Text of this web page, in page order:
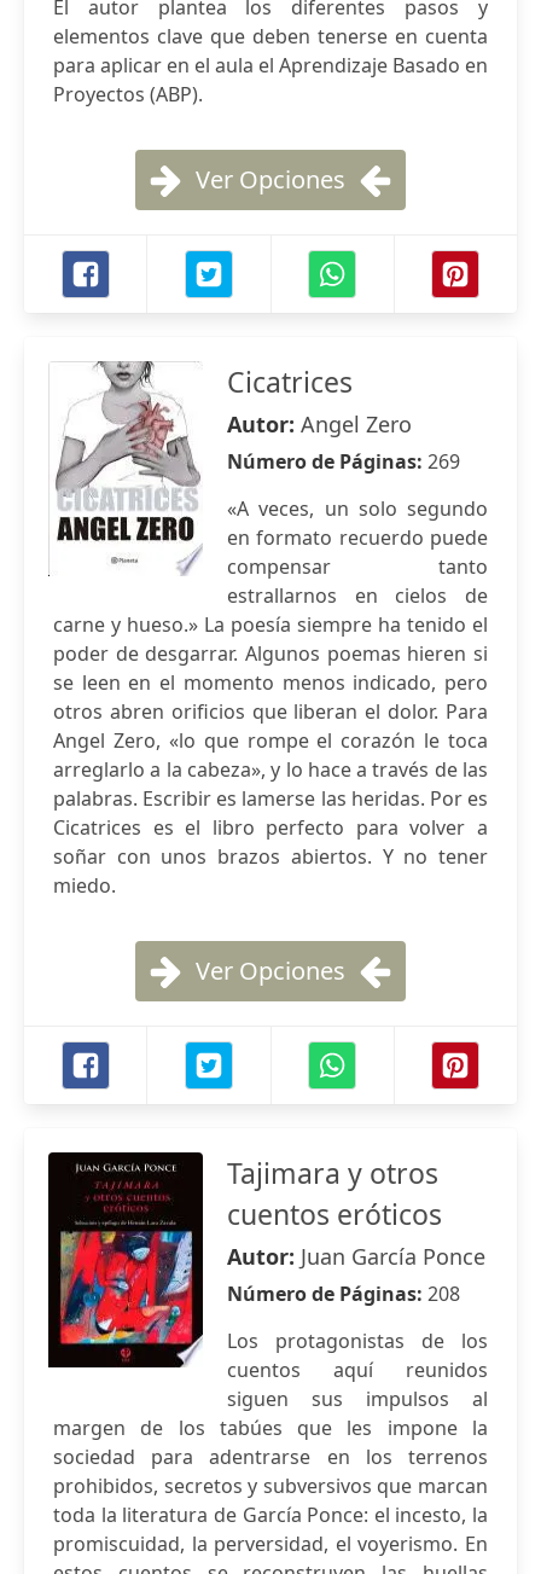
El autor plantea los diferentes pasos y
elementos clave que deben tenerse en cuenta
para aplicar en el aula el Aprendizaje Basado en
Proyectos (ABP).
Ver Opciones
Cicatrices
Autor: Angel Zero
Número de Páginas: 269
«A veces, un solo segundo
en formato recuerdo puede
compensar tanto
estrallarnos en cielos de
carne y hueso.» La poesía siempre ha tenido el
poder de desgarrar. Algunos poemas hieren si
se leen en el momento menos indicado, pero
otros abren orificios que liberan el dolor. Para
Angel Zero, «lo que rompe el corazón le toca
arreglarlo a la cabeza», y lo hace a través de las
palabras. Escribir es lamerse las heridas. Por es
Cicatrices es el libro perfecto para volver a
soñar con unos brazos abiertos. Y no tener
miedo.
Ver Opciones
Tajimara y otros
cuentos eróticos
Autor: Juan García Ponce
Número de Páginas: 208
Los protagonistas de los
cuentos aquí reunidos
siguen sus impulsos al
margen de los tabúes que les impone la
sociedad para adentrarse en los terrenos
prohibidos, secretos y subversivos que marcan
toda la literatura de García Ponce: el incesto, la
promiscuidad, la perversidad, el voyerismo. En